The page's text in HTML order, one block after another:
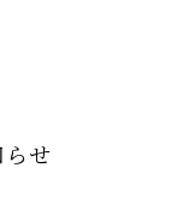
せ